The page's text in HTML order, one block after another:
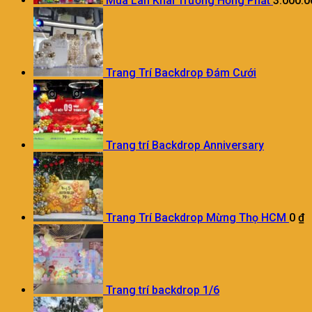
Trang Trí Backdrop Đám Cưới
Trang trí Backdrop Anniversary
Trang Trí Backdrop Mừng Thọ HCM 0 ₫
Trang trí backdrop 1/6